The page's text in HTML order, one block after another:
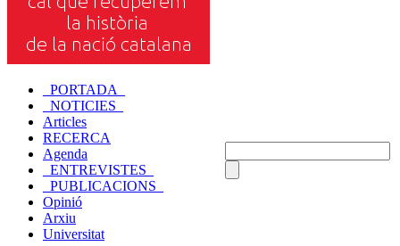
_PORTADA_
_NOTICIES_
Articles
RECERCA
Agenda
_ENTREVISTES_
_PUBLICACIONS_
Opinió
Arxiu
Universitat